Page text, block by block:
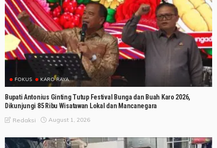
FOKUS KARO RAYA
Bupati Antonius Ginting Tutup Festival Bunga dan Buah Karo 2026,
Dikunjungi 85 Ribu Wisatawan Lokal dan Mancanegara
Redaksi August 1, 2026